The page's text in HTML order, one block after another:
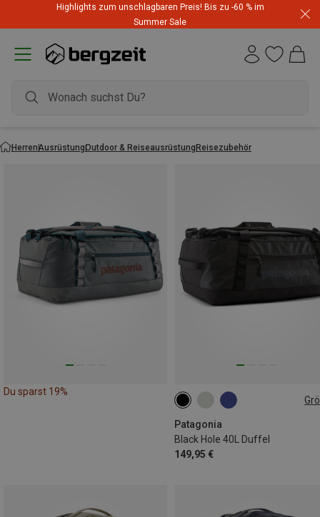
Highlights zum unschlagbaren Preis! Bis zu -60 % im
Summer Sale
HerrenAusrüstungOutdoor & ReiseausrüstungReisezubehör
Du sparst 19%
Patagonia
Black Hole 40L Duffel
149,95 €
40L